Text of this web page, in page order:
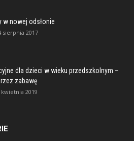
w nowej odsłonie
sierpnia 2017
dla dzieci w wieku przedszkolnym –
zabawę
kwietnia 2019